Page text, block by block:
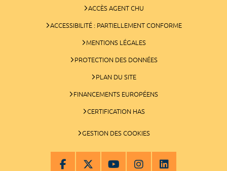
ACCÈS AGENT CHU
ACCESSIBILITÉ : PARTIELLEMENT CONFORME
MENTIONS LÉGALES
PROTECTION DES DONNÉES
PLAN DU SITE
FINANCEMENTS EUROPÉENS
CERTIFICATION HAS
GESTION DES COOKIES